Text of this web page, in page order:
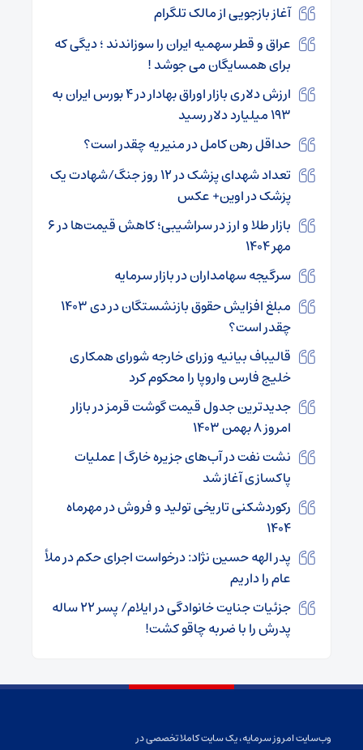
آغاز بازجویی از مالک تلگرام
عراق و قطر سهمیه ایران را سوزاندند ؛ دیگی که
برای همسایگان می جوشد !
ارزش دلاری بازار اوراق بهادار در ۴ بورس ایران به
۱۹۳ میلیارد دلار رسید
حداقل رهن کامل در منیریه چقدر است؟
تعداد شهدای پزشک در ۱۲ روز جنگ/شهادت یک
پزشک در اوین+ عکس
بازار طلا و ارز در سراشیبی؛ کاهش قیمت‌ها در ۶
مهر ۱۴۰۴
سرگیجه سهامداران در بازار سرمایه
مبلغ افزایش حقوق بازنشستگان در دی ۱۴۰۳
چقدر است؟
قالیباف بیانیه وزرای خارجه شورای همکاری
خلیج فارس واروپا را محکوم کرد
جدیدترین جدول قیمت گوشت قرمز در بازار
امروز ۸ بهمن ۱۴۰۳
نشت نفت در آب‌های جزیره خارگ | عملیات
پاکسازی آغاز شد
رکوردشکنی تاریخی تولید و فروش در مهرماه
۱۴۰۴
پدر الهه حسین نژاد: درخواست اجرای حکم در ملأ
عام را داریم
جزئیات جنایت خانوادگی در ایلام/ پسر ۲۲ ساله
پدرش را با ضربه چاقو کشت!
وب‌سایت امروز سرمایه، یک سایت کاملا تخصصی در